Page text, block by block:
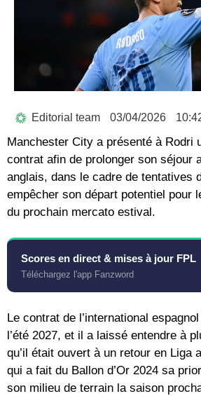
Editorial team 03/04/2026
Manchester City a présenté à Rodri
contrat afin de prolonger son séjour
anglais, dans le cadre de tentatives
empêcher son départ potentiel pour
du prochain mercato estival.
Scores en direct & mises à jour FPL
Téléchargez l'app Fanzword
Le contrat de l’international
l’été 2027, et il a laissé entendre à
qu’il était ouvert à un retour en Liga
qui a fait du Ballon d’Or 2024 sa
son milieu de terrain la saison